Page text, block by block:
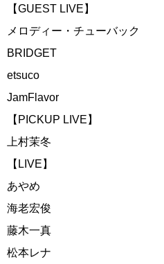
【GUEST LIVE】
メロディー・チューバック
BRIDGET
etsuco
JamFlavor
【PICKUP LIVE】
上村茉冬
【LIVE】
あやめ
海老宏俊
藤木一真
松本レナ